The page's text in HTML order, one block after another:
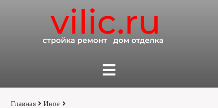
Главная Иное